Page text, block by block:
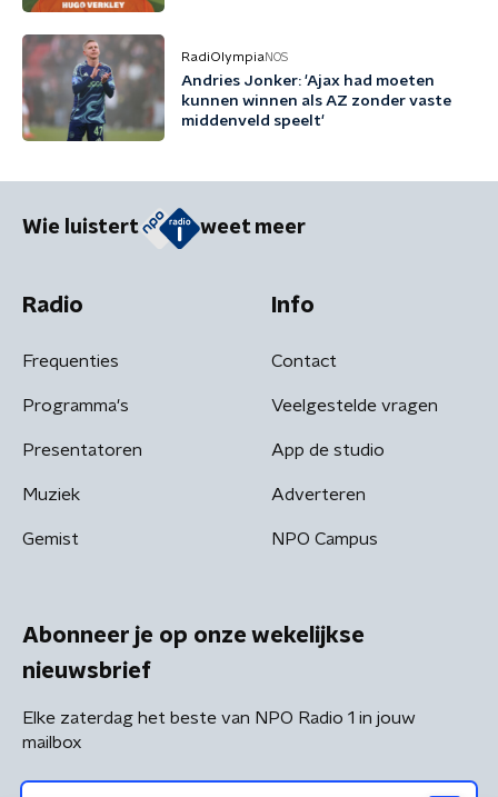
RadiOlympia NOS
Andries Jonker: 'Ajax had moeten
kunnen winnen als AZ zonder vaste
middenveld speelt'
Wie luistert weet meer
Radio
Frequenties
Programma's
Presentatoren
Muziek
Gemist
Info
Contact
Veelgestelde vragen
App de studio
Adverteren
NPO Campus
Abonneer je op onze wekelijkse
nieuwsbrief
Elke zaterdag het beste van NPO Radio 1 in jouw
mailbox